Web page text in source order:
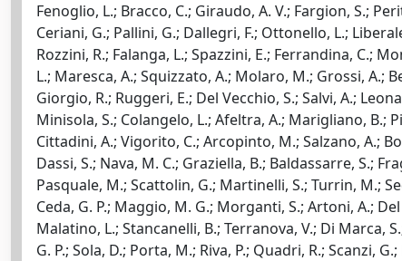
Fenoglio, L.; Bracco, C.; Giraudo, A. V.; Fargion, S.;
Ceriani, G.; Pallini, G.; Dallegri, F.; Ottonello, L.;
Rozzini, R.; Falanga, L.; Spazzini, E.; Ferrandina, C.;
L.; Maresca, A.; Squizzato, A.; Molaro, M.; Grossi, A.;
Giorgio, R.; Ruggeri, E.; Del Vecchio, S.; Salvi, A.;
Minisola, S.; Colangelo, L.; Afeltra, A.; Marigliano, B.;
Cittadini, A.; Vigorito, C.; Arcopinto, M.; Salzano, A.;
Dassi, S.; Nava, M. C.; Graziella, B.; Baldassarre, S.;
Pasquale, M.; Scattolin, G.; Martinelli, S.; Turrin, M.;
Ceda, G. P.; Maggio, M. G.; Morganti, S.; Artoni, A.;
Malatino, L.; Stancanelli, B.; Terranova, V.; Di Marca,
G. P.; Sola, D.; Porta, M.; Riva, P.; Quadri, R.; Scanzi,